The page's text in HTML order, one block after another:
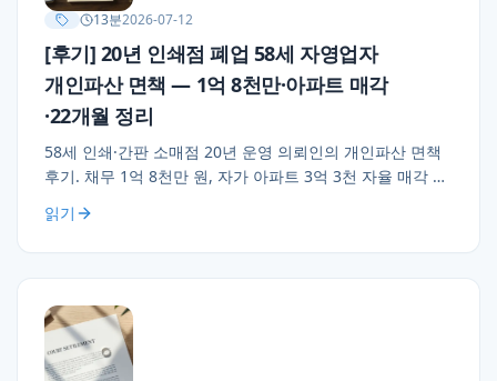
13분2026-07-12
[후기] 20년 인쇄점 폐업 58세 자영업자
개인파산 면책 — 1억 8천만·아파트 매각
·22개월 정리
58세 인쇄·간판 소매점 20년 운영 의뢰인의 개인파산 면책
후기. 채무 1억 8천만 원, 자가 아파트 3억 3천 자율 매각 →
22개월 진행과 면책 후 재취업 8개월의 안정.
읽기